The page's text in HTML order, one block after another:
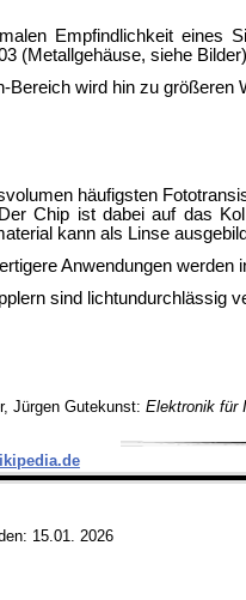
Empfindlichkeit eines
(Metallgehäuse, siehe
Bereich wird hin zu größeren
häufigsten
Chip ist dabei auf das
kann als Linse
Anwendungen
sind lichtundurchlässig
Jürgen Gutekunst: Elektronik für
15.01. 2026